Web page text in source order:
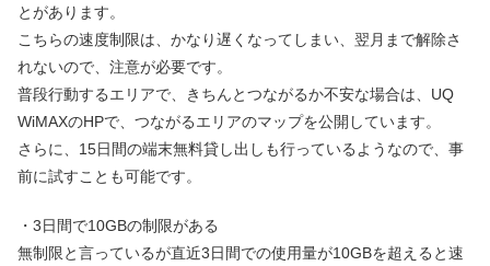
とがあります。
こちらの速度制限は、かなり遅くなってしまい、翌月まで解除さ
れないので、注意が必要です。
普段行動するエリアで、きちんとつながるか不安な場合は、UQ
WiMAXのHPで、つながるエリアのマップを公開しています。
さらに、15日間の端末無料貸し出しも行っているようなので、事
前に試すことも可能です。
・3日間で10GBの制限がある
無制限と言っているが直近3日間での使用量が10GBを超えると速